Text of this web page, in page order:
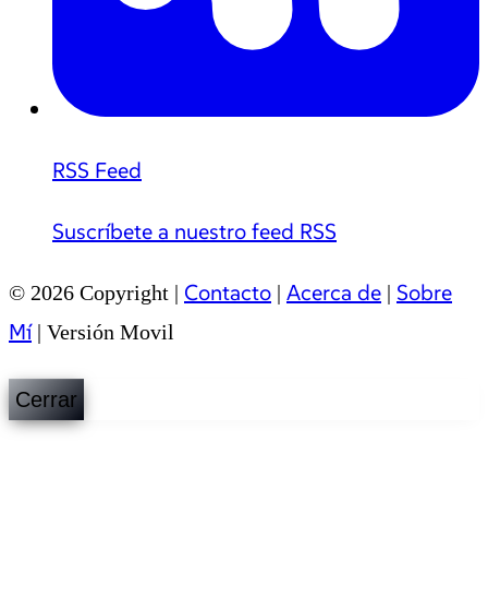
RSS Feed
Suscríbete a nuestro feed RSS
© 2026 Copyright | Contacto | Acerca de | Sobre
Mí| Versión Movil
Cerrar